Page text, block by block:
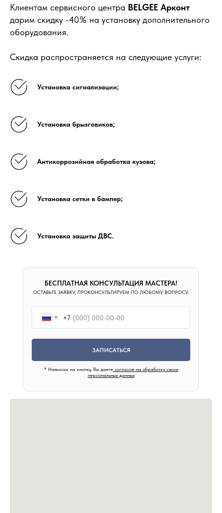
* Нажимая на кнопку, Вы даете
Клиентам сервисного центра BELGEE Арконт
дарим скидку -40% на установку дополнительного
оборудования.
Скидка распространяется на следующие услуги:
Установка сигнализации;
Установка брызговиков;
Антикоррозийная обработка кузова;
Установка сетки в бампер;
Установка защиты ДВС.
* Нажимая на кнопку, Вы даетесогласие на обработку своих
персональных данных
БЕСПЛАТНАЯ КОНСУЛЬТАЦИЯ МАСТЕРА!
ОСТАВЬТЕ ЗАЯВКУ, ПРОКОНСУЛЬТИРУЕМ ПО ЛЮБОМУ ВОПРОСУ.
+7
ЗАПИСАТЬСЯ